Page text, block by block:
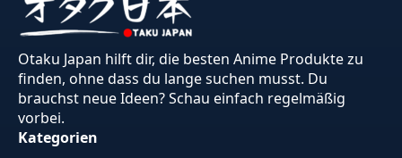
Otaku Japan hilft dir, die besten Anime Produkte zu
finden, ohne dass du lange suchen musst. Du
brauchst neue Ideen? Schau einfach regelmäßig
vorbei.
Kategorien